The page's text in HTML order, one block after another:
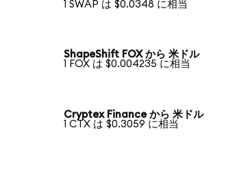
1 SWAP は $0.0348 に相当
ShapeShift FOX から 米ドル
1 FOX は $0.004235 に相当
Cryptex Finance から 米ドル
1 CTX は $0.3059 に相当